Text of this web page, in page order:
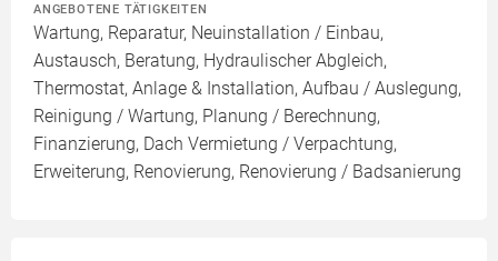
ANGEBOTENE TÄTIGKEITEN
Wartung, Reparatur, Neuinstallation / Einbau,
Austausch, Beratung, Hydraulischer Abgleich,
Thermostat, Anlage & Installation, Aufbau / Auslegung,
Reinigung / Wartung, Planung / Berechnung,
Finanzierung, Dach Vermietung / Verpachtung,
Erweiterung, Renovierung, Renovierung / Badsanierung